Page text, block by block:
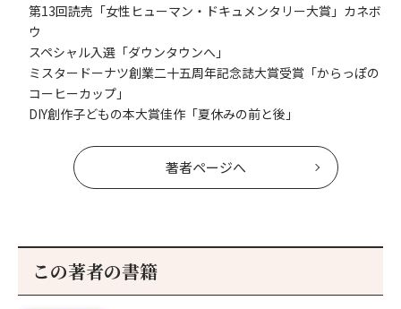
第13回読売「女性ヒューマン・ドキュメンタリー大賞」カネボ
ウ
スペシャル入選「ダウンタウンへ」
ミスタードーナツ創業二十五周年記念誌大賞受賞「からっぽの
コーヒーカップ」
DIY創作子どもの本大賞佳作「夏休みの前と後」
著者ページへ
この著者の書籍